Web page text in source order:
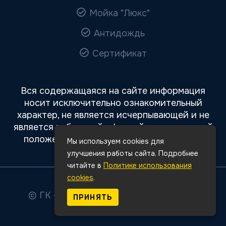
Мойка "Люкс"
Антидождь
Сертификат
Вся содержащаяся на сайте информация
носит исключительно ознакомительный
характер, не является исчерпывающей и не
является публичной офертой, определяемой
положениями статьи 437 Гражданского
кодекса РФ.
© ГК «Авто Премиум»
защищены.
Мы используем cookies для
улучшения работы сайта. Подробнее
читайте в Политике использования
cookies.
ПРИНЯТЬ